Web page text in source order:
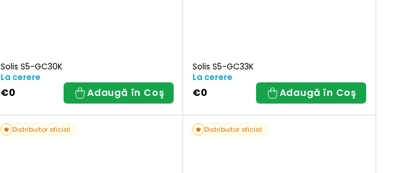
Solis S5-GC30K
La cerere
€0 Adaugă în Coş
Solis S5-GC33K
La cerere
€0 Adaugă în Coş
Distribuitor oficial Distribuitor oficial